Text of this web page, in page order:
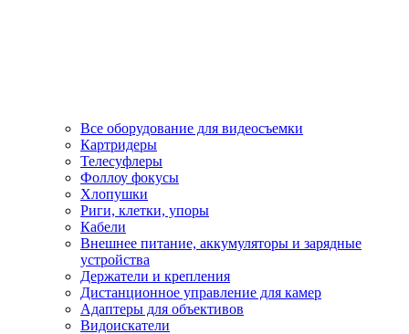
Все оборудование для видеосъемки
Картридеры
Телесуфлеры
Фоллоу фокусы
Хлопушки
Риги, клетки, упоры
Кабели
Внешнее питание, аккумуляторы и зарядные
устройства
Держатели и крепления
Дистанционное управление для камер
Адаптеры для объективов
Видоискатели